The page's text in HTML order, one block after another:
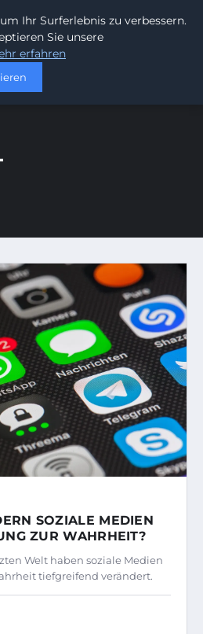
SOZIALE MEDIEN
ZUR WAHRHEIT?
Welt haben soziale Medien
tiefgreifend verändert.
Ihr Surferlebnis zu verbessern.
Sie unsere
erfahren